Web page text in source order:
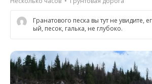
Гранатового песка вы тут не увидите,
ый, песок, галька, не глубоко.